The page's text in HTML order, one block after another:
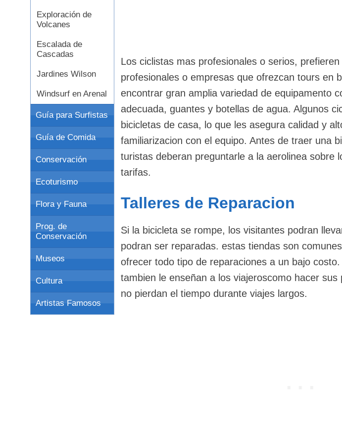
Exploración de
Volcanes
Escalada de
Cascadas
Jardines Wilson
Windsurf en Arenal
Guía para Surfistas
Guía de Comida
Conservación
Ecoturismo
Flora y Fauna
Prog. de
Conservación
Museos
Cultura
Artistas Famosos
Los ciclistas mas profesionales o serios,
profesionales o empresas que ofrezcan tours en
encontrar gran amplia variedad de equipamento
adecuada, guantes y botellas de agua. Algunos
bicicletas de casa, lo que les asegura calidad y
familiarizacion con el equipo. Antes de traer una
turistas deberan preguntarle a la aerolinea sobre
tarifas.
Talleres de Reparacion
Si la bicicleta se rompe, los visitantes podran
podran ser reparadas. estas tiendas son
ofrecer todo tipo de reparaciones a un bajo
tambien le enseñan a los viajeroscomo hacer
no pierdan el tiempo durante viajes largos.